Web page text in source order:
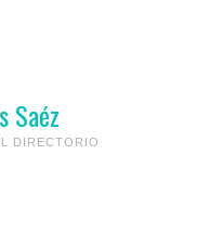
Saéz
DIRECTORIO